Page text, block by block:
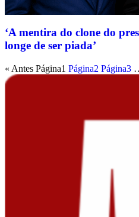
‘A mentira do clone do
longe de ser piada’
« Antes Página1 Página2 Página3